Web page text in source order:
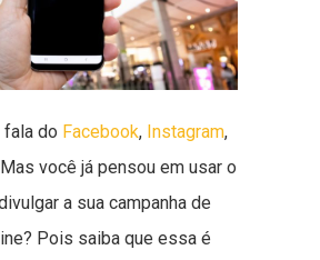
fala do Facebook, Instagram,
você já pensou em usar o
a sua campanha de
Pois saiba que essa é